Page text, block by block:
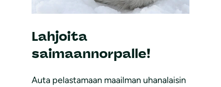
Lahjoita
saimaannorpalle!
Auta pelastamaan maailman uhanalaisin